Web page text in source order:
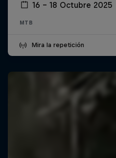
16 – 18 Octubre 2025
MTB
Mira la repetición